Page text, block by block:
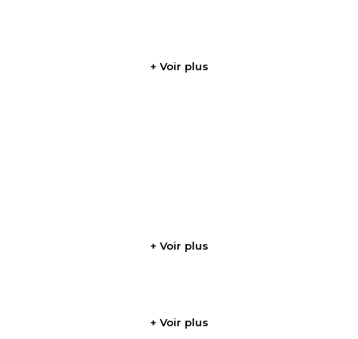
+ Voir plus
+ Voir plus
+ Voir plus